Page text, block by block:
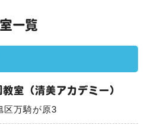
一覧
室（清美アカデミー）
区万騎が原3